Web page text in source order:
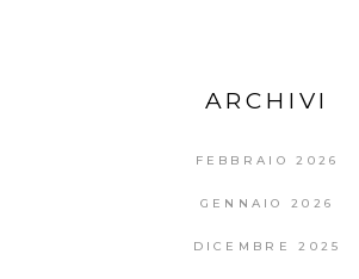
ARCHIVI
FEBBRAIO 2026
GENNAIO 2026
DICEMBRE 2025